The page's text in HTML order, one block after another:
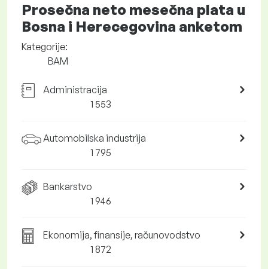
Prosečna neto mesečna plata u
Bosna i Herecegovina anketom
Kategorije:
BAM
Administracija
1 553
Automobilska industrija
1 795
Bankarstvo
1 946
Ekonomija, finansije, računovodstvo
1 872